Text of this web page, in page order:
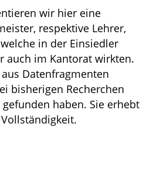
wir hier eine
respektive Lehrer,
in der Einsiedler
auch im Kantorat wirkten.
Datenfragmenten
bisherigen Recherchen
haben. Sie erhebt